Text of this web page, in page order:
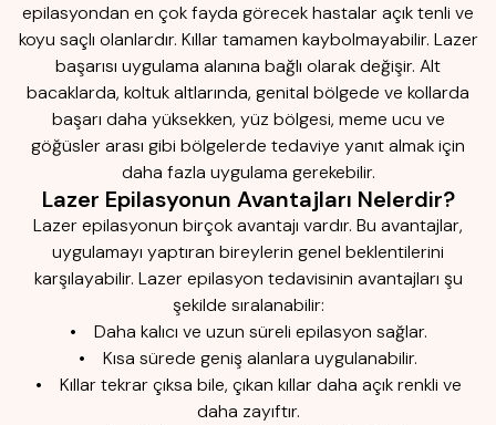
epilasyondan en çok fayda görecek hastalar açık tenli ve
koyu saçlı olanlardır. Kıllar tamamen kaybolmayabilir. Lazer
başarısı uygulama alanına bağlı olarak değişir. Alt
bacaklarda, koltuk altlarında, genital bölgede ve kollarda
başarı daha yüksekken, yüz bölgesi, meme ucu ve
göğüsler arası gibi bölgelerde tedaviye yanıt almak için
daha fazla uygulama gerekebilir.
Lazer Epilasyonun Avantajları Nelerdir?
Lazer epilasyonun birçok avantajı vardır. Bu avantajlar,
uygulamayı yaptıran bireylerin genel beklentilerini
karşılayabilir. Lazer epilasyon tedavisinin avantajları şu
şekilde sıralanabilir:
• Daha kalıcı ve uzun süreli epilasyon sağlar.
• Kısa sürede geniş alanlara uygulanabilir.
• Kıllar tekrar çıksa bile, çıkan kıllar daha açık renkli ve
daha zayıftır.